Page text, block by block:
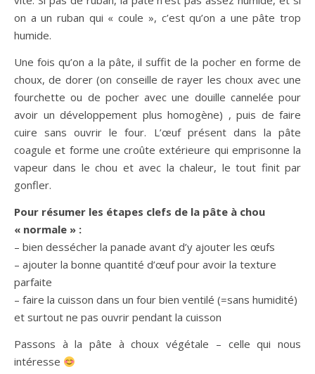
on a un ruban qui « coule », c’est qu’on a une pâte trop
humide.
Une fois qu’on a la pâte, il suffit de la pocher en forme de
choux, de dorer (on conseille de rayer les choux avec une
fourchette ou de pocher avec une douille cannelée pour
avoir un développement plus homogène) , puis de faire
cuire sans ouvrir le four. L’œuf présent dans la pâte
coagule et forme une croûte extérieure qui emprisonne la
vapeur dans le chou et avec la chaleur, le tout finit par
gonfler.
Pour résumer les étapes clefs de la pâte à chou
« normale » :
– bien dessécher la panade avant d’y ajouter les œufs
– ajouter la bonne quantité d’œuf pour avoir la texture
parfaite
– faire la cuisson dans un four bien ventilé (=sans humidité)
et surtout ne pas ouvrir pendant la cuisson
Passons à la pâte à choux végétale – celle qui nous
intéresse